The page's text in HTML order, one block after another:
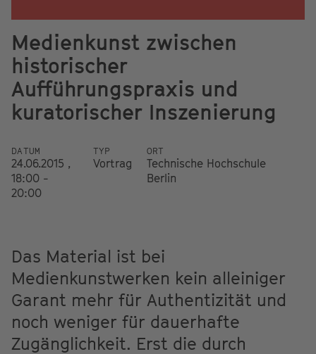
Medienkunst zwischen
historischer
Aufführungspraxis und
kuratorischer Inszenierung
DATUM
24.06.2015 ,
18:00 -
20:00
TYP
Vortrag
ORT
Technische Hochschule
Berlin
Das Material ist bei
Medienkunstwerken kein alleiniger
Garant mehr für Authentizität und
noch weniger für dauerhafte
Zugänglichkeit. Erst die durch